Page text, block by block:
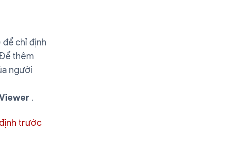
để chỉ định
thêm
người
.
trước